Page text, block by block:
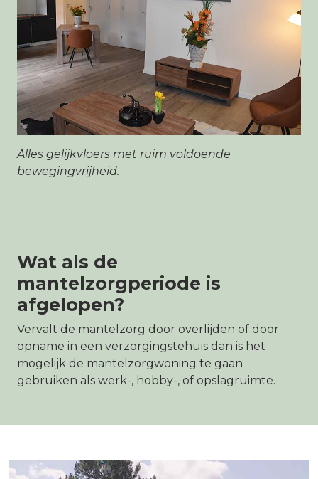
Alles gelijkvloers met ruim voldoende
bewegingvrijheid.
Wat als de
mantelzorgperiode is
afgelopen?
Vervalt de mantelzorg door overlijden of door
opname in een verzorgingstehuis dan is het
mogelijk de mantelzorgwoning te gaan
gebruiken als werk-, hobby-, of opslagruimte.